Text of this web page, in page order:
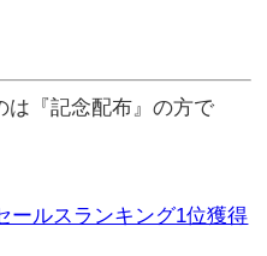
は『記念配布』の方で
ールスランキング1位獲得